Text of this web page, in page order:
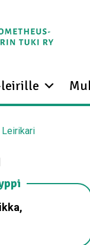
leirille
Leirikari